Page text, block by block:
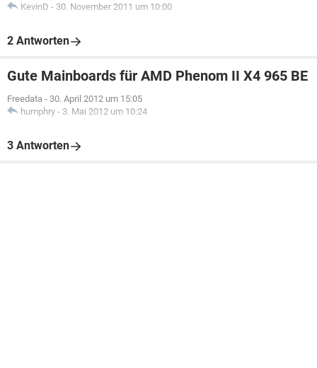
KevinD - 30. November 2011 um 10:00
2 Antworten
Gute Mainboards für AMD Phenom II X4 965 BE
Freedata - 30. April 2012 um 15:05
humphry - 3. Mai 2012 um 10:24
3 Antworten